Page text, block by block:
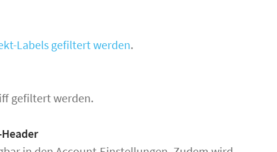
Labels gefiltert werden.
gefiltert werden.